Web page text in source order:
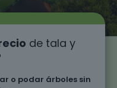
de tala y
o podar árboles sin